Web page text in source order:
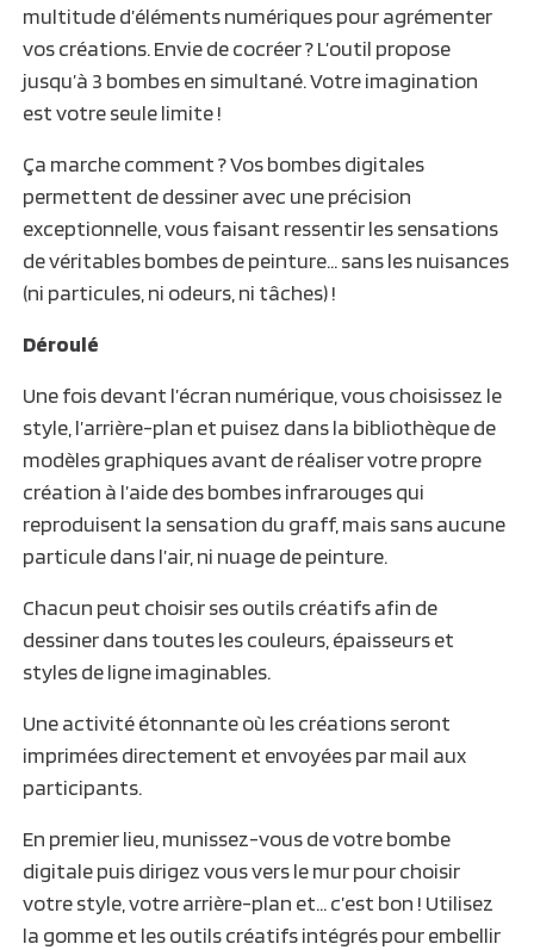
multitude d’éléments numériques pour agrémenter
vos créations. Envie de cocréer ? L’outil propose
jusqu’à 3 bombes en simultané. Votre imagination
est votre seule limite !
Ça marche comment ? Vos bombes digitales
permettent de dessiner avec une précision
exceptionnelle, vous faisant ressentir les sensations
de véritables bombes de peinture… sans les nuisances
(ni particules, ni odeurs, ni tâches) !
Déroulé
Une fois devant l’écran numérique, vous choisissez le
style, l’arrière-plan et puisez dans la bibliothèque de
modèles graphiques avant de réaliser votre propre
création à l’aide des bombes infrarouges qui
reproduisent la sensation du graff, mais sans aucune
particule dans l’air, ni nuage de peinture.
Chacun peut choisir ses outils créatifs afin de
dessiner dans toutes les couleurs, épaisseurs et
styles de ligne imaginables.
Une activité étonnante où les créations seront
imprimées directement et envoyées par mail aux
participants.
En premier lieu, munissez-vous de votre bombe
digitale puis dirigez vous vers le mur pour choisir
votre style, votre arrière-plan et… c’est bon ! Utilisez
la gomme et les outils créatifs intégrés pour embellir